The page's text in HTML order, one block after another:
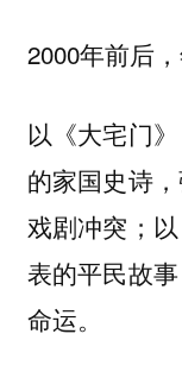
2000年前后
以《大宅门
的家国史诗
戏剧冲突；
表的平民故
命运。